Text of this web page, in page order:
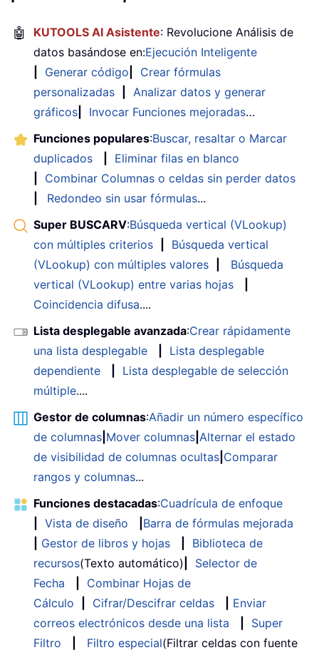
🤖 KUTOOLS AI Asistente: Revolucione Análisis de
datos basándose en:Ejecución Inteligente
Generar código
Crear fórmulas
personalizadas
Analizar datos y generar
gráficos
Invocar Funciones mejoradas…
Funciones populares:Buscar, resaltar o Marcar
duplicados
Eliminar filas en blanco
Combinar Columnas o celdas sin perder datos
Redondeo sin usar fórmulas...
Super BUSCARV:Búsqueda vertical (VLookup)
con múltiples criterios
Búsqueda vertical
(VLookup) con múltiples valores
Búsqueda
vertical (VLookup) entre varias hojas
Coincidencia difusa....
Lista desplegable avanzada:Crear rápidamente
una lista desplegable
Lista desplegable
dependiente
Lista desplegable de selección
múltiple....
Gestor de columnas:Añadir un número específico
de columnas Mover columnas Alternar el estado
de visibilidad de columnas ocultas Comparar
rangos y columnas...
Funciones destacadas:Cuadrícula de enfoque
Vista de diseño
Barra de fórmulas mejorada
Gestor de libros y hojas
Biblioteca de
recursos(Texto automático)
Selector de
Fecha
Combinar Hojas de
Cálculo
Cifrar/Descifrar celdas
Enviar
correos electrónicos desde una lista
Super
Filtro
Filtro especial(Filtrar celdas con fuente